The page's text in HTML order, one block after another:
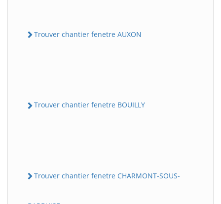
Trouver chantier fenetre AUXON
Trouver chantier fenetre BOUILLY
Trouver chantier fenetre CHARMONT-SOUS-